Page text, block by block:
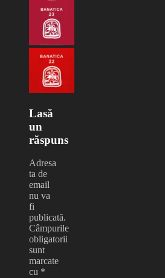
Lasă
un
răspuns
Adresa
ta de
email
nu va
fi
publicată.
Câmpurile
obligatorii
sunt
marcate
cu *